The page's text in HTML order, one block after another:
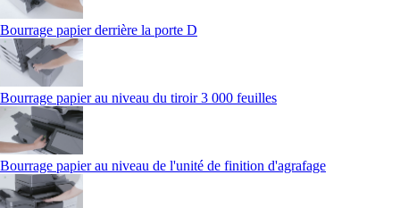
Bourrage papier derrière la porte D
Bourrage papier au niveau du tiroir 3 000 feuilles
Bourrage papier au niveau de l'unité de finition d'agrafage